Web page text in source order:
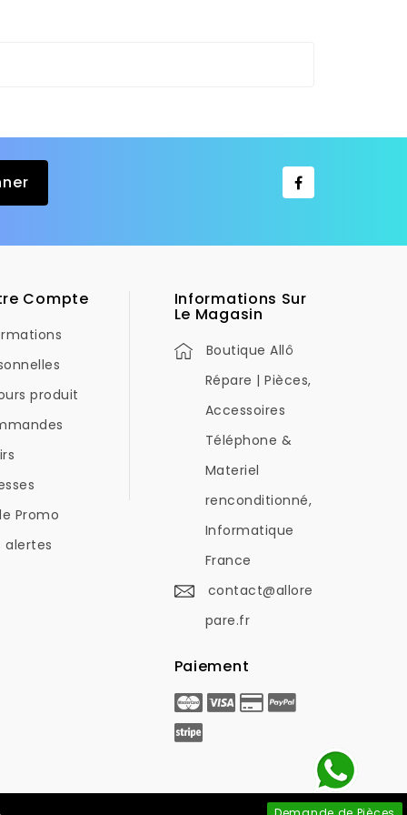
Compte
produit
Promo
alertes
Informations Sur
Le Magasin
Boutique Allô
Répare | Pièces,
Accessoires
Téléphone &
Materiel
renconditionné,
Informatique
France
contact@allore
pare.fr
Paiement